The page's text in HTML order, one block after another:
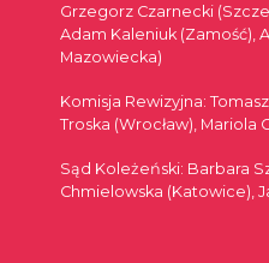
Grzegorz Czarnecki
Adam Kaleniuk (Zamość),
Mazowiecka)
Komisja Rewizyjna:
Troska (Wrocław), Mariola
Sąd Koleżeński: Barbara
Chmielowska (Katowice),